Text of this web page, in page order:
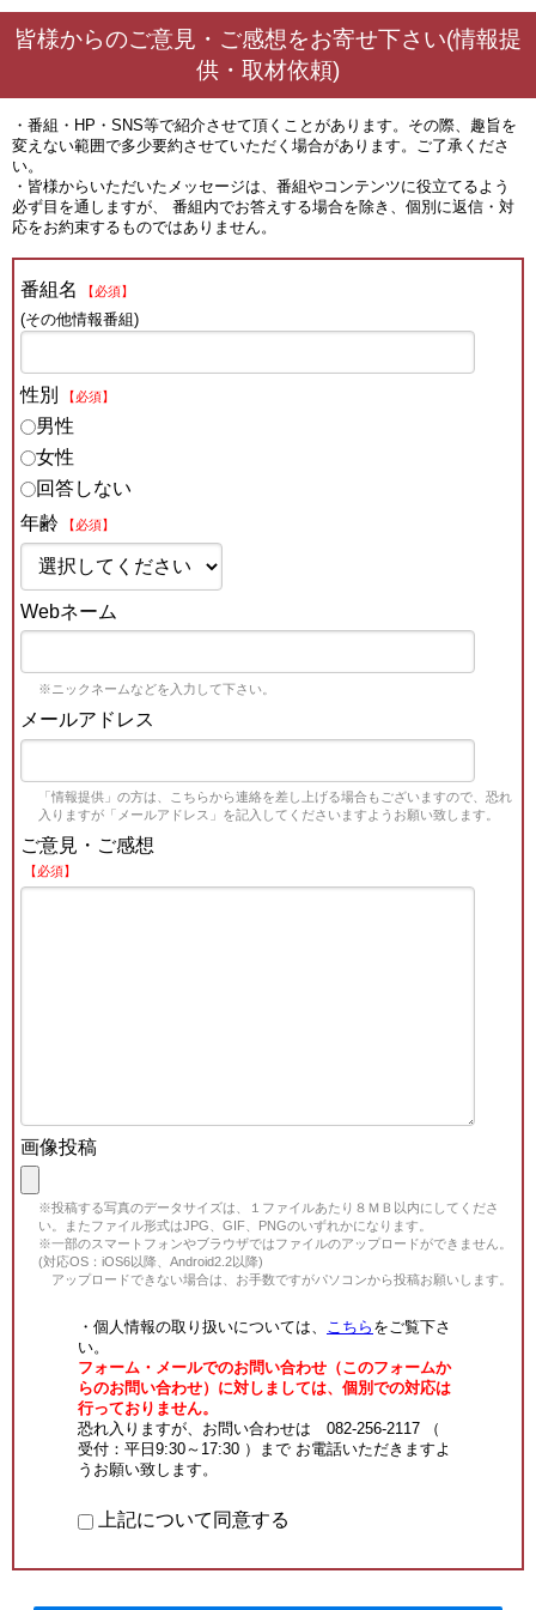
皆様からのご意見・ご感想をお寄せ下さい(情報提
供・取材依頼)
・番組・HP・SNS等で紹介させて頂くことがあります。その際、趣旨を
変えない範囲で多少要約させていただく場合があります。ご了承くださ
い。
・皆様からいただいたメッセージは、番組やコンテンツに役立てるよう
必ず目を通しますが、 番組内でお答えする場合を除き、個別に返信・対
応をお約束するものではありません。
番組名 【必須】
(その他情報番組)
性別 【必須】
男性
女性
回答しない
年齢
【必須】
Webネーム
※ニックネームなどを入力して下さい。
メールアドレス
「情報提供」の方は、こちらから連絡を差し上げる場合もございますので、恐れ
入りますが「メールアドレス」を記入してくださいますようお願い致します。
ご意見・ご感想
【必須】
画像投稿
※投稿する写真のデータサイズは、１ファイルあたり８ＭＢ以内にしてくださ
い。またファイル形式はJPG、GIF、PNGのいずれかになります。
※一部のスマートフォンやブラウザではファイルのアップロードができません。
(対応OS：iOS6以降、Android2.2以降)
アップロードできない場合は、お手数ですがパソコンから投稿お願いします。
・個人情報の取り扱いについては、 こちら をご覧下さ
い。
フォーム・メールでのお問い合わせ（このフォームか
らのお問い合わせ）に対しましては、個別での対応は
行っておりません。
恐れ入りますが、お問い合わせは 082-256-2117 （
受付：平日9:30～17:30 ）まで お電話いただきますよ
うお願い致します。
上記について同意する